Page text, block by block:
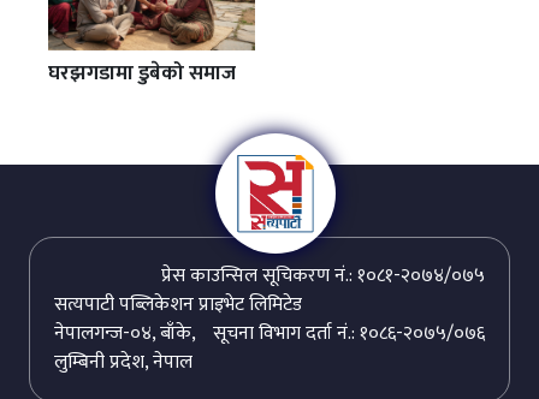
घरझगडामा डुबेको समाज
प्रेस काउन्सिल सूचिकरण नं.: १०८१-२०७४/०७५
सत्यपाटी पब्लिकेशन प्राइभेट लिमिटेड
सूचना विभाग दर्ता नं.: १०८६-२०७५/०७६
नेपालगन्ज-०४, बाँके,
लुम्बिनी प्रदेश, नेपाल